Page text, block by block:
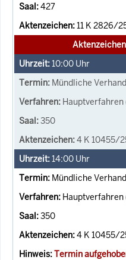
427
11 K 2826/
10:00 Uhr
Mündliche
Hauptverfahren
350
4 K 10455/
14:00 Uhr
Mündliche
Hauptverfahren
350
4 K 10455/
Termin